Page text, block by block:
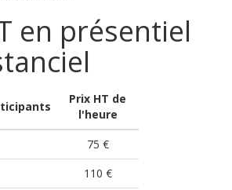
en présentiel
Prix HT de
l'heure
75 €
110 €